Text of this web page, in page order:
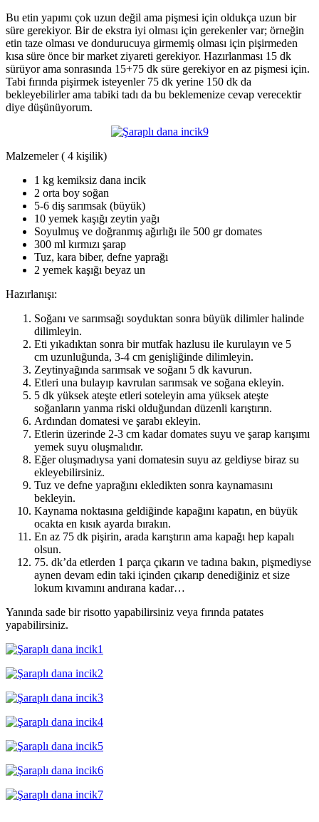
Bu etin yapımı çok uzun değil ama pişmesi için oldukça uzun bir
süre gerekiyor. Bir de ekstra iyi olması için gerekenler var; örneğin
etin taze olması ve dondurucuya girmemiş olması için pişirmeden
kısa süre önce bir market ziyareti gerekiyor. Hazırlanması 15 dk
sürüyor ama sonrasında 15+75 dk süre gerekiyor en az pişmesi için.
Tabi fırında pişirmek isteyenler 75 dk yerine 150 dk da
bekleyebilirler ama tabiki tadı da bu beklemenize cevap verecektir
diye düşünüyorum.
Malzemeler ( 4 kişilik)
1 kg kemiksiz dana incik
2 orta boy soğan
5-6 diş sarımsak (büyük)
10 yemek kaşığı zeytin yağı
Soyulmuş ve doğranmış ağırlığı ile 500 gr domates
300 ml kırmızı şarap
Tuz, kara biber, defne yaprağı
2 yemek kaşığı beyaz un
Hazırlanışı:
Soğanı ve sarımsağı soyduktan sonra büyük dilimler halinde
dilimleyin.
Eti yıkadıktan sonra bir mutfak hazlusu ile kurulayın ve 5
cm uzunluğunda, 3-4 cm genişliğinde dilimleyin.
Zeytinyağında sarımsak ve soğanı 5 dk kavurun.
Etleri una bulayıp kavrulan sarımsak ve soğana ekleyin.
5 dk yüksek ateşte etleri soteleyin ama yüksek ateşte
soğanların yanma riski olduğundan düzenli karıştırın.
Ardından domatesi ve şarabı ekleyin.
Etlerin üzerinde 2-3 cm kadar domates suyu ve şarap karışımı
yemek suyu oluşmalıdır.
Eğer oluşmadıysa yani domatesin suyu az geldiyse biraz su
ekleyebilirsiniz.
Tuz ve defne yaprağını ekledikten sonra kaynamasını
bekleyin.
Kaynama noktasına geldiğinde kapağını kapatın, en büyük
ocakta en kısık ayarda bırakın.
En az 75 dk pişirin, arada karıştırın ama kapağı hep kapalı
olsun.
75. dk’da etlerden 1 parça çıkarın ve tadına bakın, pişmediyse
aynen devam edin taki içinden çıkarıp denediğiniz et size
lokum kıvamını andırana kadar…
Yanında sade bir risotto yapabilirsiniz veya fırında patates
yapabilirsiniz.